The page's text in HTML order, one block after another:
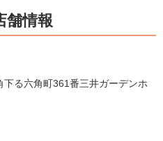
舗情報
る六角町361番三井ガーデンホ